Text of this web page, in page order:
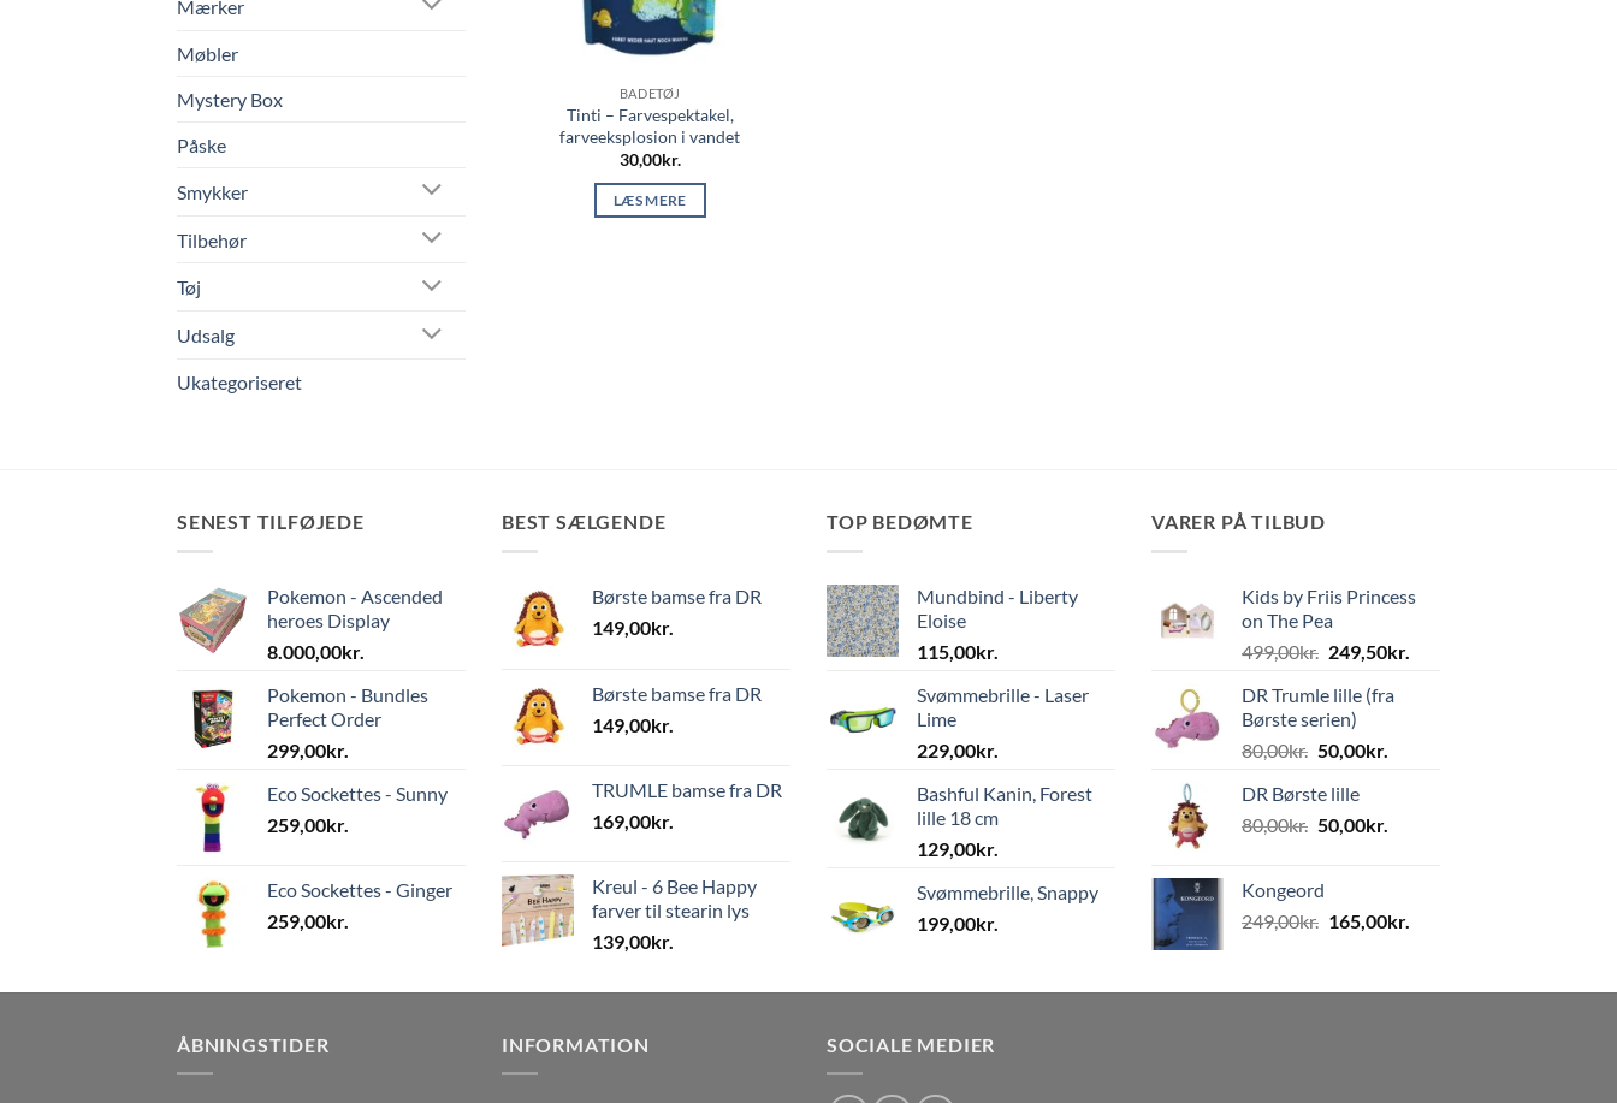
Mærker
Møbler
Mystery Box
Påske
Smykker
Tilbehør
Tøj
Udsalg
Ukategoriseret
BADETØJ
Tinti – Farvespektakel,
farveeksplosion i vandet
30,00kr.
LÆS MERE
SENEST TILFØJEDE
Pokemon - Ascended
heroes Display
8.000,00kr.
Pokemon - Bundles
Perfect Order
299,00kr.
Eco Sockettes - Sunny
259,00kr.
Eco Sockettes - Ginger
259,00kr.
BEST SÆLGENDE
Børste bamse fra DR
149,00kr.
Børste bamse fra DR
149,00kr.
TRUMLE bamse fra DR
169,00kr.
Kreul - 6 Bee Happy
farver til stearin lys
139,00kr.
TOP BEDØMTE
Mundbind - Liberty
Eloise
115,00kr.
Svømmebrille - Laser
Lime
229,00kr.
Bashful Kanin, Forest
lille 18 cm
129,00kr.
Svømmebrille, Snappy
199,00kr.
VARER PÅ TILBUD
Kids by Friis Princess
on The Pea
499,00kr. Den
pris
var:
499,00kr..
249,50kr.
DR Trumle lille (fra
Børste serien)
80,00kr. Den
pris
var:
50,00kr.
DR Børste lille
80,00kr. Den
var:
80,00kr..
50,00kr.
50,00kr..
Kongeord
249,00kr. Den
var:
165,00kr.
er:
ÅBNINGSTIDER
INFORMATION SOCIALE MEDIER